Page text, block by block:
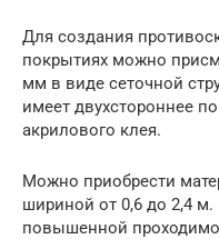
Для создания
покрытиях можно
мм в виде сеточной
имеет двухстороннее
акрилового клея.
Можно приобрести
шириной от 0,6 до 2,4 м.
повышенной